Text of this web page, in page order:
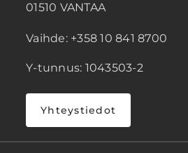
01510 VANTAA
Vaihde: +358 10 841 8700
Y-tunnus: 1043503-2
Yhteystiedot